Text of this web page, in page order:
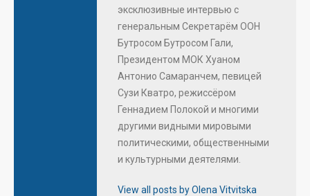
эксклюзивные интервью с
генеральным Секретарём ООН
Бутросом Бутросом Гали,
Президентом МОК Хуаном
Антонио Самаранчем, певицей
Сузи Кватро, режиссёром
Геннадием Полокой и многими
другими видными мировыми
политическими, общественными
и культурными деятелями.
View all posts by Olena Vitvitska